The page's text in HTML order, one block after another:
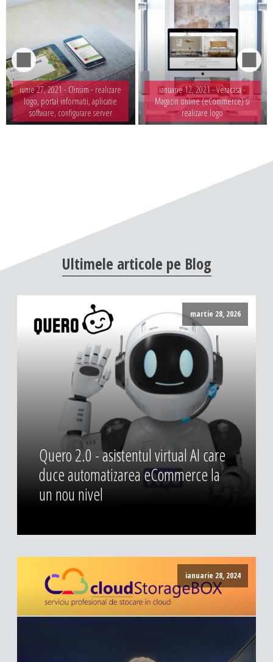
iunie 27, 2021 - Clinsim - realizare
logo, portal informatii, aplicatie
software, configurare server
ianuarie 12, 2021 -Veracasa -
Magazin online (eCommerce) si
realizare logo
Ultimele articole pe Blog
martie 28, 2026
Quero 2.0 - asistentul virtual AI care
duce automatizarea eCommerce la
un nou nivel
ianuarie 28, 2024